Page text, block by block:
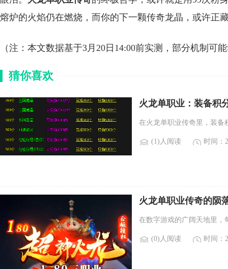
熔炉的火焰仍在燃烧，而你的下一颗传奇龙晶，或许正
（注：本文数据基于3月20日14:00前实测，部分机制可
猜你喜欢
火龙单职业：装备积
在火龙单职业传奇里，装备
(1)人阅读 时间：
火龙单职业传奇的陨
在数字游戏的广阔天地里，
(0)人阅读 时间：